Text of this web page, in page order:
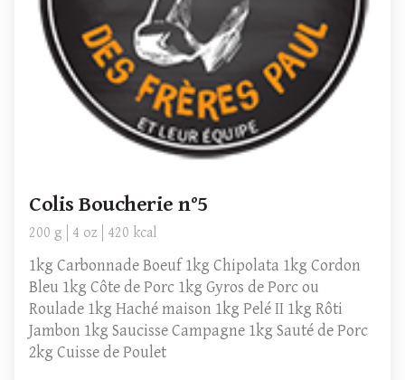
Colis Boucherie n°5
200 g 4 oz 420 kcal
1kg Carbonnade Boeuf 1kg Chipolata 1kg Cordon
Bleu 1kg Côte de Porc 1kg Gyros de Porc ou
Roulade 1kg Haché maison 1kg Pelé II 1kg Rôti
Jambon 1kg Saucisse Campagne 1kg Sauté de Porc
2kg Cuisse de Poulet